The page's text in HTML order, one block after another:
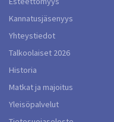
Kannatusjäsenyys
Yhteystiedot
Talkoolaiset 2026
Historia
Matkat ja majoitus
Yleisöpalvelut